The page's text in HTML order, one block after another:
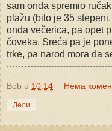
sam onda spremio
plažu (bilo je 35
onda večerica, pa opet
čoveka. Sreća pa je
trke, pa narod mora da
Bob u 10:14 Нема
Дели